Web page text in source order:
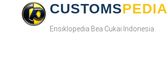
CUSTOMSPEDIA
Ensiklopedia Bea Cukai Indonesia.